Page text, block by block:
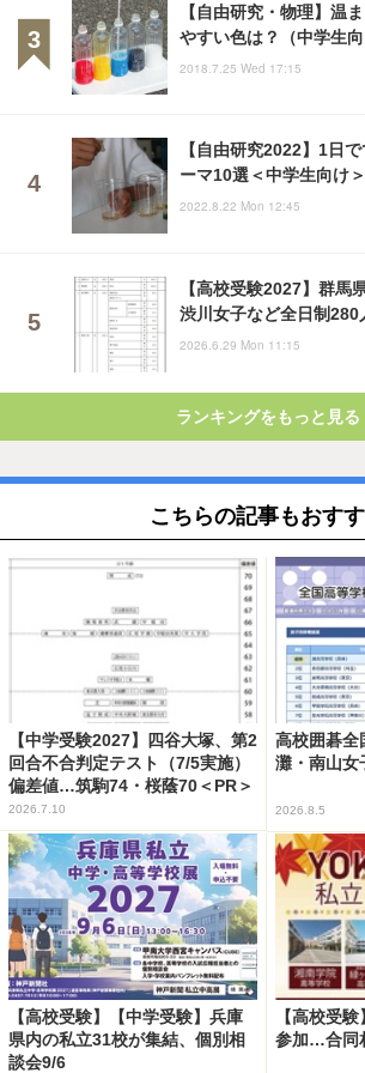
【自由研究・物理】温
やすい色は？（中学生向
2018.7.25 Wed 17:15
【自由研究2022】1日
ーマ10選＜中学生向け＞
2022.8.22 Mon 12:45
【高校受験2027】群
渋川女子など全日制280
2026.6.29 Mon 11:15
ランキングをもっと見る
こちらの記事もおす
【中学受験2027】四谷大塚、第2
回合不合判定テスト（7/5実施）
偏差値…筑駒74・桜蔭70＜PR＞
2026.7.10
高校囲碁全
灘・南山女
2026.8.5
【高校受験】【中学受験】兵庫
県内の私立31校が集結、個別相
談会9/6
【高校受
参加…合同